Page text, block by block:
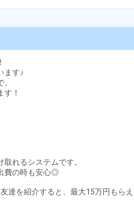
ます♪
！
れるシステムです。
費の時も安心◎
達を紹介すると、最大15万円もら